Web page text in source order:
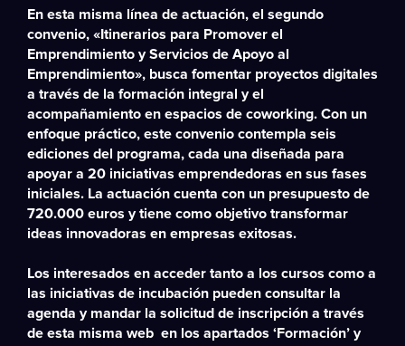
En esta misma línea de actuación, el segundo
convenio, «Itinerarios para Promover el
Emprendimiento y Servicios de Apoyo al
Emprendimiento», busca fomentar proyectos digitales
a través de la formación integral y el
acompañamiento en espacios de coworking. Con un
enfoque práctico, este convenio contempla seis
ediciones del programa, cada una diseñada para
apoyar a 20 iniciativas emprendedoras en sus fases
iniciales. La actuación cuenta con un presupuesto de
720.000 euros y tiene como objetivo transformar
ideas innovadoras en empresas exitosas.
Los interesados en acceder tanto a los cursos como a
las iniciativas de incubación pueden consultar la
agenda y mandar la solicitud de inscripción a través
de esta misma web en los apartados ‘Formación’ y